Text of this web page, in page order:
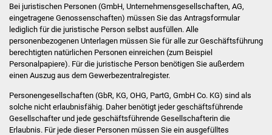
Veranstaltungen
Stadtfest
Ostermarkt
Hallenbad
Bei juristischen Personen (GmbH, Unternehmensgesellschaften, AG,
eingetragene Genossenschaften) müssen Sie das Antragsformular
lediglich für die juristische Person selbst ausfüllen. Alle
personenbezogenen Unterlagen müssen Sie für alle zur Geschäftsführung
berechtigten natürlichen Personen einreichen (zum Beispiel
Personalpapiere). Für die juristische Person benötigen Sie außerdem
einen Auszug aus dem Gewerbezentralregister.
Personengesellschaften (GbR, KG, OHG, PartG, GmbH Co. KG) sind als
solche nicht erlaubnisfähig. Daher benötigt jeder geschäftsführende
Gesellschafter und jede geschäftsführende Gesellschafterin die
Erlaubnis. Für jede dieser Personen müssen Sie ein ausgefülltes